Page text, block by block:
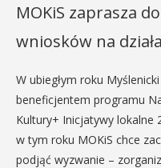
MOKiS zaprasza
wniosków na
W ubiegłym roku
beneficjentem programu
Kultury+ Inicjatywy lokalne
w tym roku MOKiS chce
podjąć wyzwanie –